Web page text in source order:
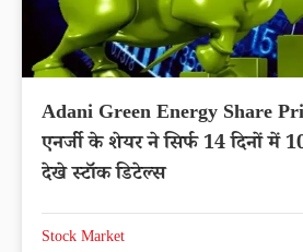
Adani Green Energy Share
एनर्जी के शेयर ने सिर्फ 14 दिनों में
देखे स्टॉक डिटेल्स
Stock Market